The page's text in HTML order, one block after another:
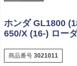
ホンダ GL1800
650/X (16-) ロー
商品番号 3021011